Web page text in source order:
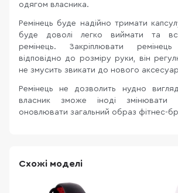
одягом власника.
Ремінець буде надійно тримати
буде доволі легко виймати та
ремінець. Закріплювати
відповідно до розміру руки, він
не змусить звикати до нового
Ремінець не дозволить нудно
власник зможе іноді змінювати
оновлювати загальний образ фітнес-
Схожі моделі